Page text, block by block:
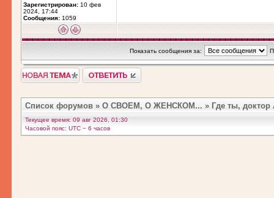
Зарегистрирован: 10 фев
2024, 17:44
Сообщения: 1059
Показать сообщения за:
Список форумов » О СВОЕМ, О ЖЕНСКОМ... » Где ты, доктор
Текущее время: 09 авг 2026, 01:30
Часовой пояс: UTC − 6 часов